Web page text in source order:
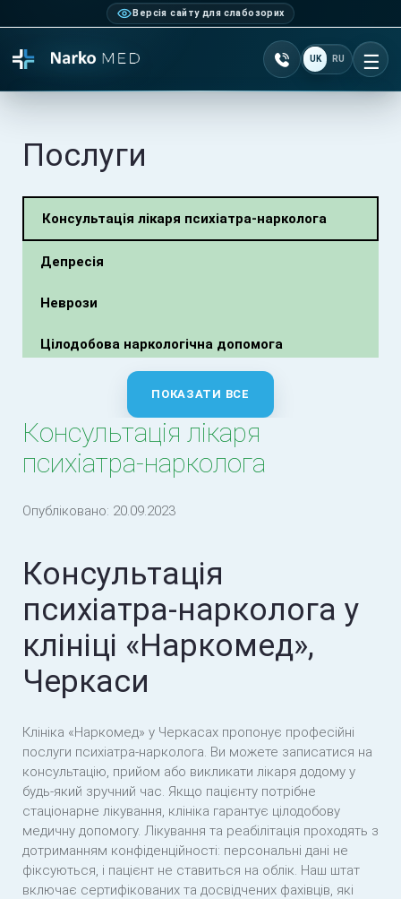
Версія сайту для слабозорих
Зателефонувати +38
UK RU
Послуги
Консультація лікаря психіатра-нарколога
Депресія
Неврози
Цілодобова наркологічна допомога
Консультативний виїзд лікаря психіатра-
нарколога до пацієнта
ПОКАЗАТИ ВСЕ
Консультація лікаря
психіатра-нарколога
Опубліковано: 20.09.2023
Консультація
психіатра-нарколога у
клініці «Наркомед»,
Черкаси
Клініка «Наркомед» у Черкасах пропонує професійні
послуги психіатра-нарколога. Ви можете записатися на
консультацію, прийом або викликати лікаря додому у
будь-який зручний час. Якщо пацієнту потрібне
стаціонарне лікування, клініка гарантує цілодобову
медичну допомогу. Лікування та реабілітація проходять з
дотриманням конфіденційності: персональні дані не
фіксуються, і пацієнт не ставиться на облік. Наш штат
включає сертифікованих та досвідчених фахівців, які